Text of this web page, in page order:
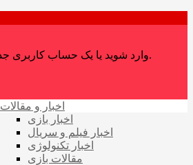
وارد شوید یا یک حساب کاربری جدید ایجاد کنید.
اخبار و مقالات
اخبار بازی
اخبار فیلم و سریال
اخبار تکنولوژی
مقالات بازی